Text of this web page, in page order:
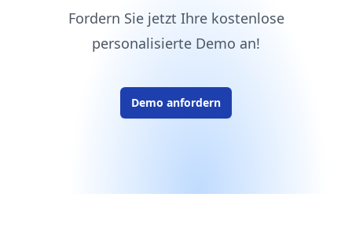
Fordern Sie jetzt Ihre kostenlose
personalisierte Demo an!
Demo anfordern